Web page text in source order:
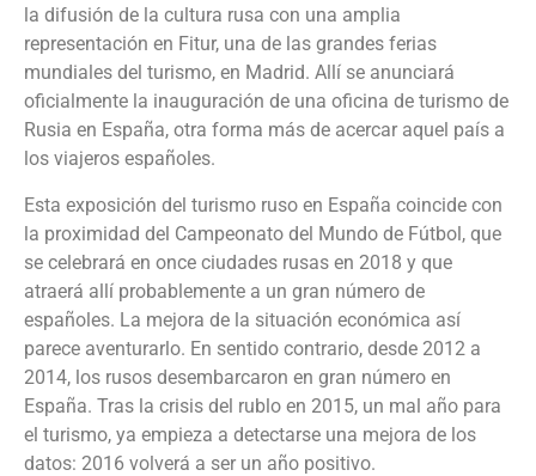
la difusión de la cultura rusa con una amplia
representación en Fitur, una de las grandes ferias
mundiales del turismo, en Madrid. Allí se anunciará
oficialmente la inauguración de una oficina de turismo de
Rusia en España, otra forma más de acercar aquel país a
los viajeros españoles.
Esta exposición del turismo ruso en España coincide con
la proximidad del Campeonato del Mundo de Fútbol, que
se celebrará en once ciudades rusas en 2018 y que
atraerá allí probablemente a un gran número de
españoles. La mejora de la situación económica así
parece aventurarlo. En sentido contrario, desde 2012 a
2014, los rusos desembarcaron en gran número en
España. Tras la crisis del rublo en 2015, un mal año para
el turismo, ya empieza a detectarse una mejora de los
datos: 2016 volverá a ser un año positivo.